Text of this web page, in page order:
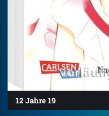
12 Jahre 19